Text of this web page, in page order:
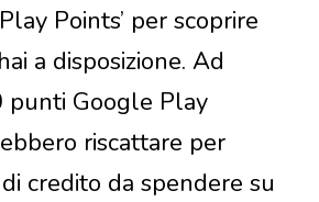
Points’ per scoprire
a disposizione. Ad
punti Google Play
riscattare per
credito da spendere su